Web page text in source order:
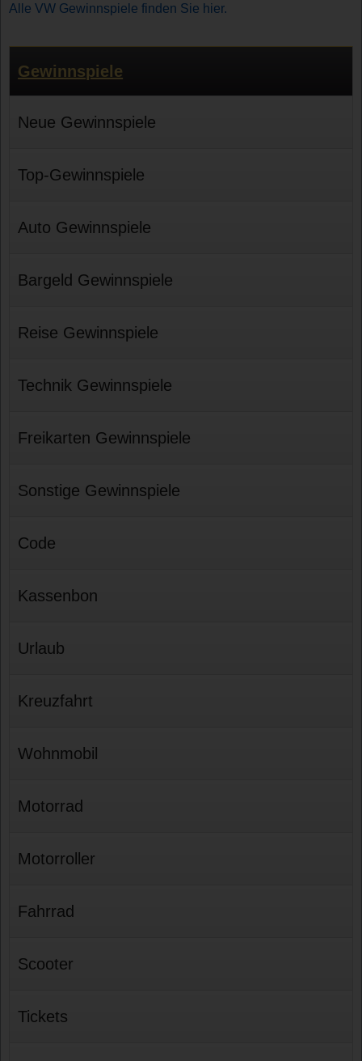
Alle VW Gewinnspiele finden Sie hier.
Gewinnspiele
Neue Gewinnspiele
Top-Gewinnspiele
Auto Gewinnspiele
Bargeld Gewinnspiele
Reise Gewinnspiele
Technik Gewinnspiele
Freikarten Gewinnspiele
Sonstige Gewinnspiele
Code
Kassenbon
Urlaub
Kreuzfahrt
Wohnmobil
Motorrad
Motorroller
Fahrrad
Scooter
Tickets